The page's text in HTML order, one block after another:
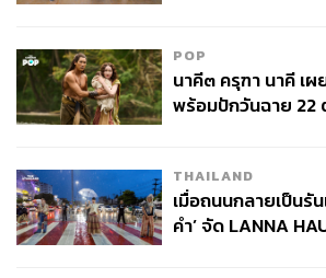
POP
นาคี๓ ครุฑา นาคี เ
พร้อมปักวันฉาย 22
THAILAND
เมื่อถนนกลายเป็นรั
คำ’ จัด LANNA